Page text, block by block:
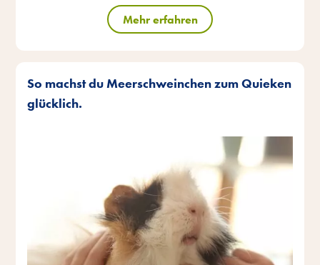
Mehr erfahren
So machst du Meerschweinchen zum Quieken
glücklich.